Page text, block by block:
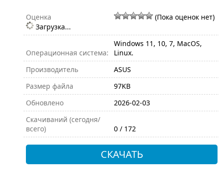
Оценка
(Пока оценок нет)
Загрузка...
Операционная система:
Windows 11, 10, 7, MacOS,
Linux.
Производитель
ASUS
Размер файла
97KB
Обновлено
2026-02-03
Скачиваний (сегодня/
всего)
0 / 172
СКАЧАТЬ